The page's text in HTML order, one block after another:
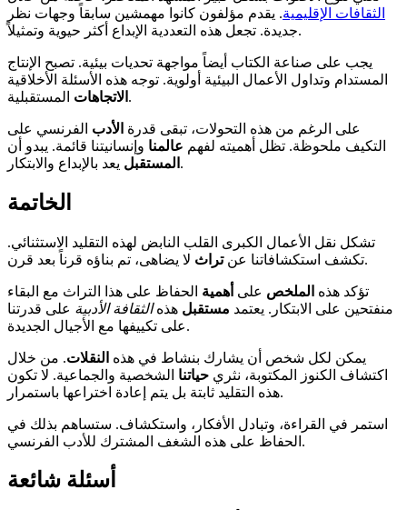
الثقافات الإقليمية. يقدم مؤلفون كانوا مهمشين سابقاً وجهات نظر
جديدة. تجعل هذه التعددية الإبداع أكثر حيوية وتمثيلاً.
يجب على صناعة الكتاب أيضاً مواجهة تحديات بيئية. تصبح الإنتاج
المستدام وتداول الأعمال البيئية أولوية. توجه هذه الأسئلة الأخلاقية
الاتجاهات المستقبلية.
على الرغم من هذه التحولات، تبقى قدرة الأدب الفرنسي على
التكيف ملحوظة. تظل أهميته لفهم عالمنا وإنسانيتنا قائمة. يبدو أن
المستقبل يعد بالإبداع والابتكار.
الخاتمة
تشكل نقل الأعمال الكبرى القلب النابض لهذه التقليد الاستثنائي.
تكشف استكشافاتنا عنتراث لا يضاهى، تم بناؤه قرناً بعد قرن.
تؤكد هذه الملخص على أهمية الحفاظ على هذا التراث مع البقاء
منفتحين على الابتكار. يعتمد مستقبل هذهالثقافة الأدبية على قدرتنا
على تكييفها مع الأجيال الجديدة.
يمكن لكل شخص أن يشارك بنشاط في هذه النقلات. من خلال
اكتشاف الكنوز المكتوبة، نثري حياتنا الشخصية والجماعية. لا تكون
هذه التقليد ثابتة بل يتم إعادة اختراعها باستمرار.
استمر في القراءة، وتبادل الأفكار، واستكشاف. ستساهم بذلك في
الحفاظ على هذه الشغف المشترك للأدب الفرنسي.
أسئلة شائعة